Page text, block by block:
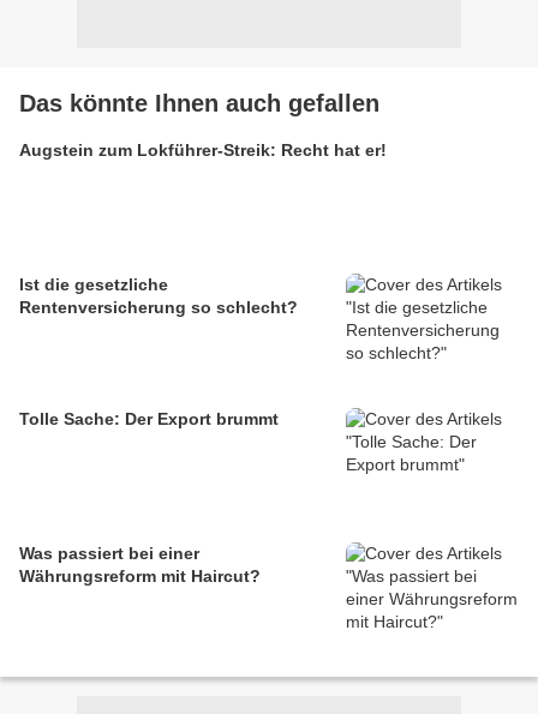
Das könnte Ihnen auch gefallen
Augstein zum Lokführer-Streik: Recht hat er!
Ist die gesetzliche
Rentenversicherung so schlecht?
Tolle Sache: Der Export brummt
Was passiert bei einer
Währungsreform mit Haircut?